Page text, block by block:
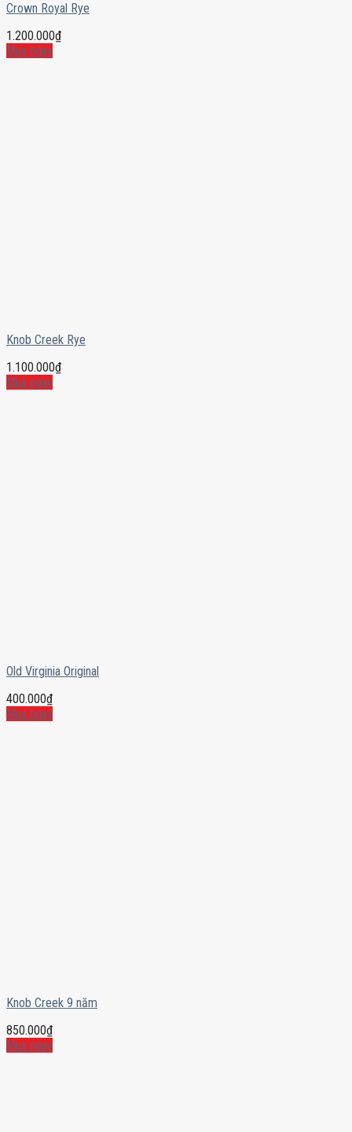
Crown Royal Rye
1.200.000₫
Mua ngay
Knob Creek Rye
1.100.000₫
Mua ngay
Old Virginia Original
400.000₫
Mua ngay
Knob Creek 9 năm
850.000₫
Mua ngay